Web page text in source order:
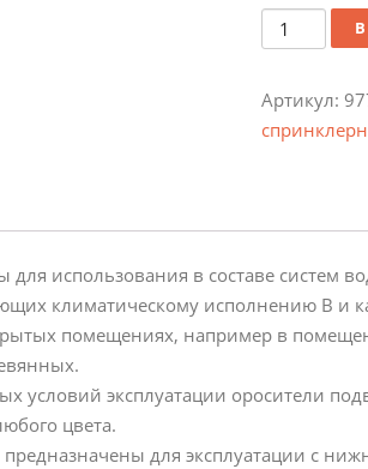
Количество
Артикул:
для использования в составе систем
климатическому исполнению В и
помещениях, например в
условий эксплуатации оросители
цвета.
для эксплуатации с